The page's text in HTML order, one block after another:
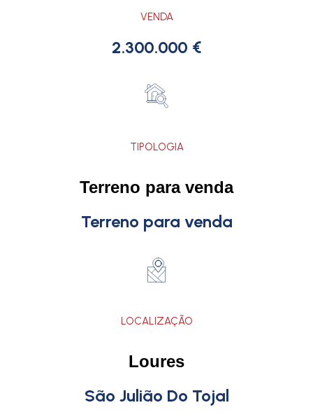
VENDA
2.300.000 €
TIPOLOGIA
Terreno para venda
Terreno para venda
LOCALIZAÇÃO
Loures
São Julião Do Tojal